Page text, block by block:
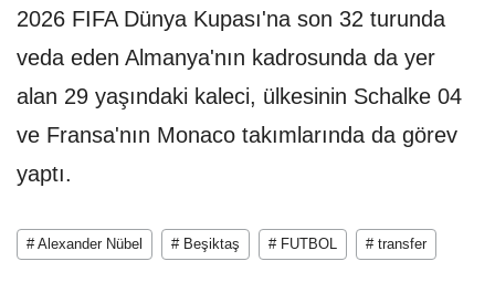
2026 FIFA Dünya Kupası'na son 32 turunda
veda eden Almanya'nın kadrosunda da yer
alan 29 yaşındaki kaleci, ülkesinin Schalke 04
ve Fransa'nın Monaco takımlarında da görev
yaptı.
# Alexander Nübel # Beşiktaş # FUTBOL # transfer